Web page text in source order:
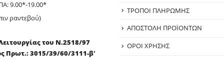
9.00*-19.00*
ραντεβού)
του Ν.2518/97
Πρωτ.: 3015/39/60/3111-β'
ΤΡΟΠΟΙ ΠΛΗΡΩΜΗΣ
ΑΠΟΣΤΟΛΗ ΠΡΟΪΟΝΤΩΝ
ΟΡΟΙ ΧΡΗΣΗΣ